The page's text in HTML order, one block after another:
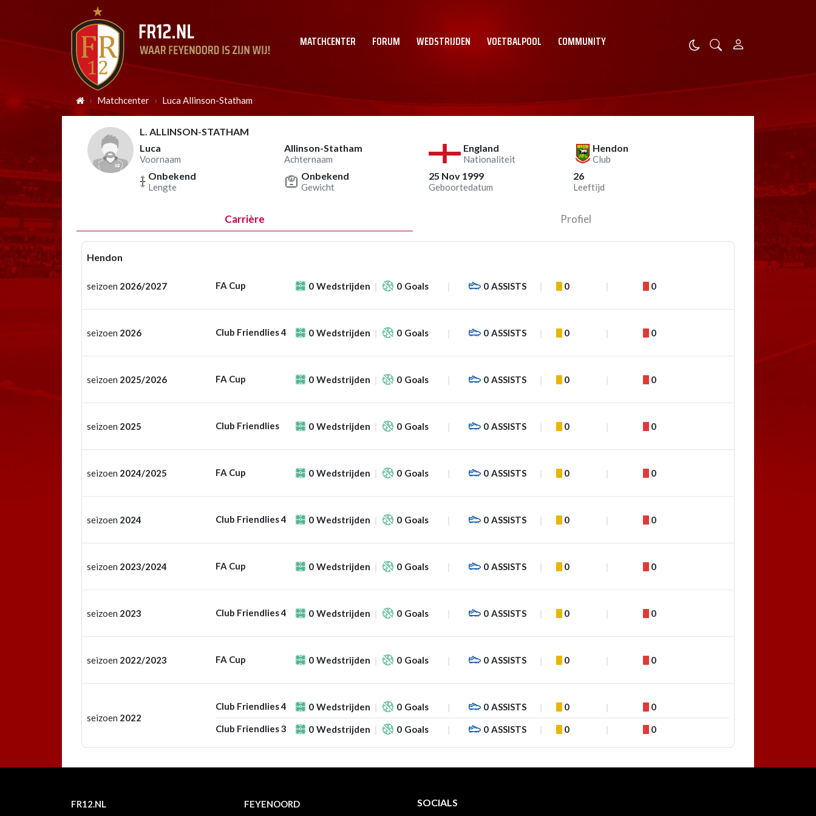
MATCHCENTER FORUM WEDSTRIJDEN VOETBALPOOL COMMUNITY
Matchcenter Luca Allinson-Statham
L. ALLINSON-STATHAM
Luca
Voornaam
Allinson-Statham
Achternaam
England
Nationaliteit
Hendon
Club
Onbekend
Lengte
Onbekend
Gewicht
25 Nov 1999
Geboortedatum
26
Leeftijd
Carrière Profiel
Hendon
seizoen 2026/2027 FA Cup 0 Wedstrijden 0 Goals 0 ASSISTS 0 0
seizoen 2026 Club Friendlies 4 0 Wedstrijden 0 Goals 0 ASSISTS 0 0
seizoen 2025/2026 FA Cup 0 Wedstrijden 0 Goals 0 ASSISTS 0 0
seizoen 2025 Club Friendlies 0 Wedstrijden 0 Goals 0 ASSISTS 0 0
seizoen 2024/2025 FA Cup 0 Wedstrijden 0 Goals 0 ASSISTS 0 0
seizoen 2024 Club Friendlies 4 0 Wedstrijden 0 Goals 0 ASSISTS 0 0
seizoen 2023/2024 FA Cup 0 Wedstrijden 0 Goals 0 ASSISTS 0 0
seizoen 2023 Club Friendlies 4 0 Wedstrijden 0 Goals 0 ASSISTS 0 0
seizoen 2022/2023 FA Cup 0 Wedstrijden 0 Goals 0 ASSISTS 0 0
seizoen 2022
Club Friendlies 4 0 Wedstrijden 0 Goals 0 ASSISTS 0 0
Club Friendlies 3 0 Wedstrijden 0 Goals 0 ASSISTS 0 0
FR12.NL FEYENOORD SOCIALS